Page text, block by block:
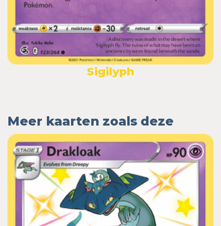
Sigilyph
Meer kaarten zoals deze